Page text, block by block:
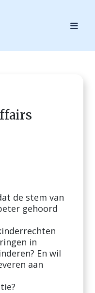
de stem van
gehoord
in
En wil
aan